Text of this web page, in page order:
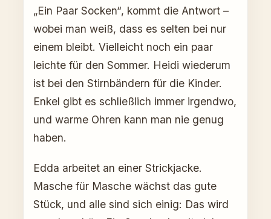
„Ein Paar Socken“, kommt die Antwort –
wobei man weiß, dass es selten bei nur
einem bleibt. Vielleicht noch ein paar
leichte für den Sommer. Heidi wiederum
ist bei den Stirnbändern für die Kinder.
Enkel gibt es schließlich immer irgendwo,
und warme Ohren kann man nie genug
haben.
Edda arbeitet an einer Strickjacke.
Masche für Masche wächst das gute
Stück, und alle sind sich einig: Das wird